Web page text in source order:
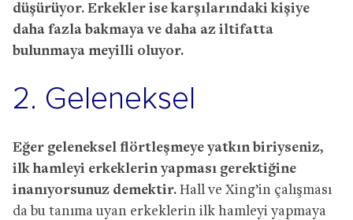
düşürüyor. Erkekler ise karşılarındaki kişiye
daha fazla bakmaya ve daha az iltifatta
bulunmaya meyilli oluyor.
2. Geleneksel
Eğer geleneksel flörtleşmeye yatkın biriyseniz,
ilk hamleyi erkeklerin yapması gerektiğine
inanıyorsunuz demektir. Hall ve Xing’in çalışması
da bu tanıma uyan erkeklerin ilk hamleyi yapmaya